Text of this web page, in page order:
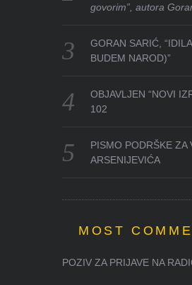
govorim”, autora
GORAN SARIĆ,
BUDEM NAROD)”
OBJAVLJEN “NOVI
102
PISMO PODRŠKE ZA
ARSENIJEVIĆA
MOST
POZIV ZA PRIJAVE NA